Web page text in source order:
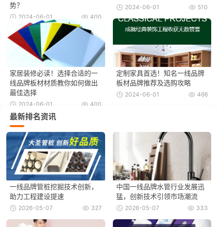
势？
400
2024-06-01
510
2024-06-01
家居装修必读！选择合适的一
线品牌板材材质教你如何做出
最佳选择
400
2024-06-01
定制家具首选！知名一线品牌
板材品牌推荐及选购攻略
466
2024-06-01
最新排名资讯
一线品牌管桩挖掘技术创新，
助力工程建设提速
327
2026-05-07
中国一线品牌水管行业发展迅
猛，创新技术引领市场潮流
333
2026-05-07